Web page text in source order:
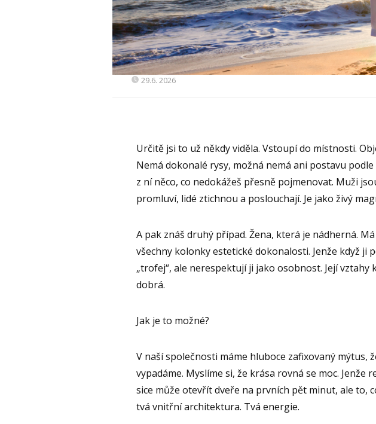
29.6. 2026
Určitě jsi to už někdy viděla. Vstoupí do místnosti.
Nemá dokonalé rysy, možná nemá ani postavu
z ní něco, co nedokážeš přesně pojmenovat. Muži
promluví, lidé ztichnou a poslouchají. Je jako živý
A pak znáš druhý případ. Žena, která je nádherná.
všechny kolonky estetické dokonalosti. Jenže když ji
„trofej“, ale nerespektují ji jako osobnost. Její
dobrá.
Jak je to možné?
V naší společnosti máme hluboce zafixovaný
vypadáme. Myslíme si, že krása rovná se moc.
sice může otevřít dveře na prvních pět minut, ale to,
tvá vnitřní architektura. Tvá energie.